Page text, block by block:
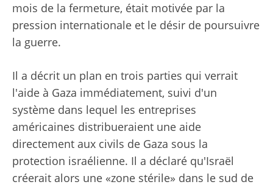
mois de la fermeture, était motivée par la
pression internationale et le désir de poursuivre
la guerre.
Il a décrit un plan en trois parties qui verrait
l'aide à Gaza immédiatement, suivi d'un
système dans lequel les entreprises
américaines distribueraient une aide
directement aux civils de Gaza sous la
protection israélienne. Il a déclaré qu'Israël
créerait alors une «zone stérile» dans le sud de